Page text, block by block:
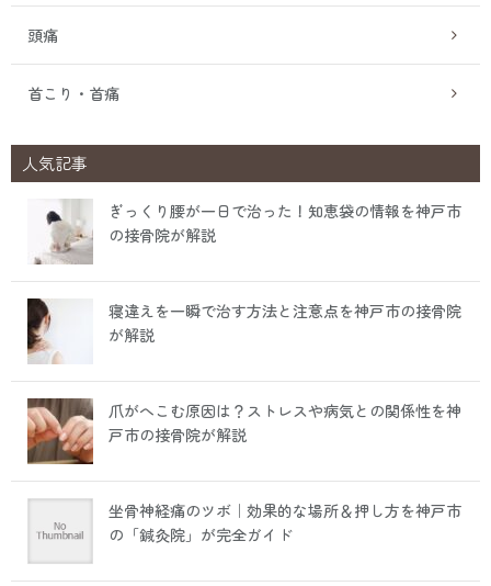
頭痛
首こり・首痛
人気記事
ぎっくり腰が一日で治った！知恵袋の情報を神戸市
の接骨院が解説
寝違えを一瞬で治す方法と注意点を神戸市の接骨院
が解説
爪がへこむ原因は？ストレスや病気との関係性を神
戸市の接骨院が解説
坐骨神経痛のツボ｜効果的な場所＆押し方を神戸市
の「鍼灸院」が完全ガイド